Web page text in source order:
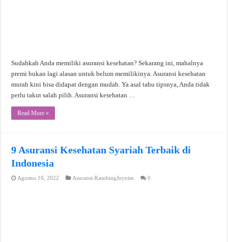
Sudahkah Anda memiliki asuransi kesehatan? Sekarang ini, mahalnya
premi bukan lagi alasan untuk belum memilikinya. Asuransi kesehatan
murah kini bisa didapat dengan mudah. Ya asal tahu tipsnya, Anda tidak
perlu takut salah pilih. Asuransi kesehatan …
Read More »
9 Asuransi Kesehatan Syariah Terbaik di
Indonesia
Agustus 10, 2022 Asuransi-KambingJoynim 0